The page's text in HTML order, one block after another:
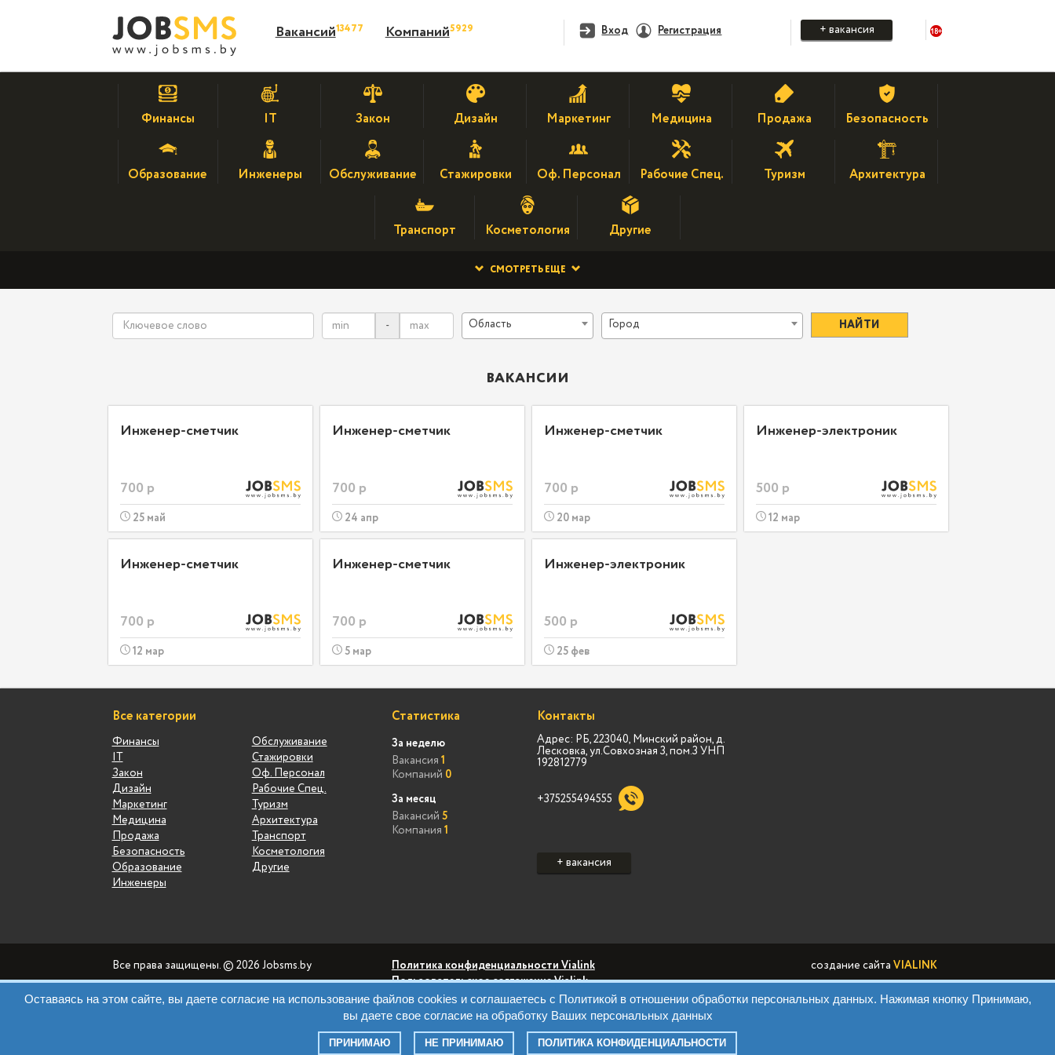
Оставаясь на этом сайте, вы даете согласие на использование файлов cookies и соглашаетесь с Политикой в отношении обработки персональных данных. Нажимая кнопку Принимаю,
вы даете свое согласие на обработку Ваших персональных данных
ПРИНИМАЮ НЕ ПРИНИМАЮ ПОЛИТИКА КОНФИДЕНЦИАЛЬНОСТИ
Вакансий13477 Компаний5929 Вход Регистрация + вакансия
Финансы IT Закон Дизайн Маркетинг Медицина Продажа Безопасность
Образование Инженеры Обслуживание Стажировки Оф. Персонал Рабочие Спец. Туризм Архитектура
Транспорт Косметология Другие
СМОТРЕТЬ ЕЩЕ
- Область Город
ВАКАНСИИ
Инженер-сметчик
700 р
25 май
Инженер-сметчик
700 р
24 апр
Инженер-сметчик
700 р
20 мар
Инженер-электроник
500 р
12 мар
Инженер-сметчик
700 р
12 мар
Инженер-сметчик
700 р
5 мар
Инженер-электроник
500 р
25 фев
Все категории
Финансы
IT
Закон
Дизайн
Маркетинг
Медицина
Продажа
Безопасность
Образование
Инженеры
Обслуживание
Стажировки
Оф. Персонал
Рабочие Спец.
Туризм
Архитектура
Транспорт
Косметология
Другие
Статистика
За неделю
Вакансия 1
Компаний 0
За месяц
Вакансий 5
Компания 1
Контакты
Адрес: РБ, 223040, Минский район, д.
Лесковка, ул.Совхозная 3, пом.3 УНП
192812779
+375255494555
+ вакансия
Все права защищены. © 2026 Jobsms.by
Политика конфиденциальности Vialink
Пользовательское соглашение Vialink
Политика конфиденциальности Виа Марк
Пользовательское соглашение Виа Марк
Политика обработки ПД Виа Марк
создание сайта VIALINK